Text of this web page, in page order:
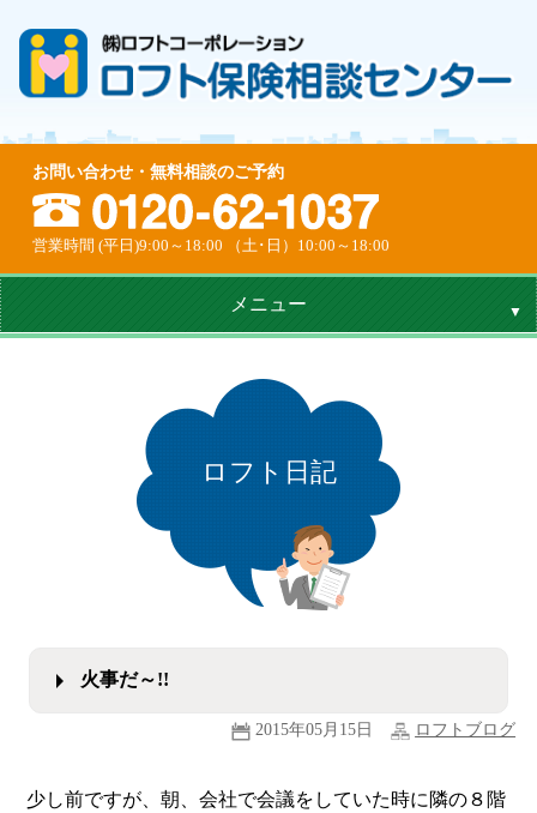
お問い合わせ・無料相談のご予約
営業時間 (平日)9:00～18:00 （土･日）10:00～18:00
メニュー
ロフト日記
火事だ～!!
2015年05月15日 ロフトブログ
少し前ですが、朝、会社で会議をしていた時に隣の８階